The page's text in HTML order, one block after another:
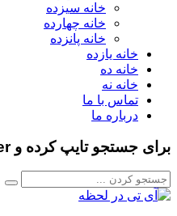
خانه سیزده
خانه چهارده
خانه پانزده
خانه یازده
خانه ده
خانه نه
تماس با ما
درباره ما
برای جستجو تایپ کرده و Enter را بزنید